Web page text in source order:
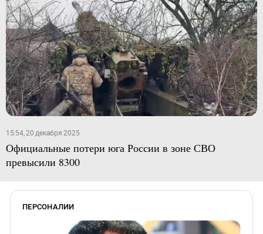
15:54, 20 декабря 2025
Официальные потери юга России в зоне СВО
превысили 8300
ПЕРСОНАЛИИ